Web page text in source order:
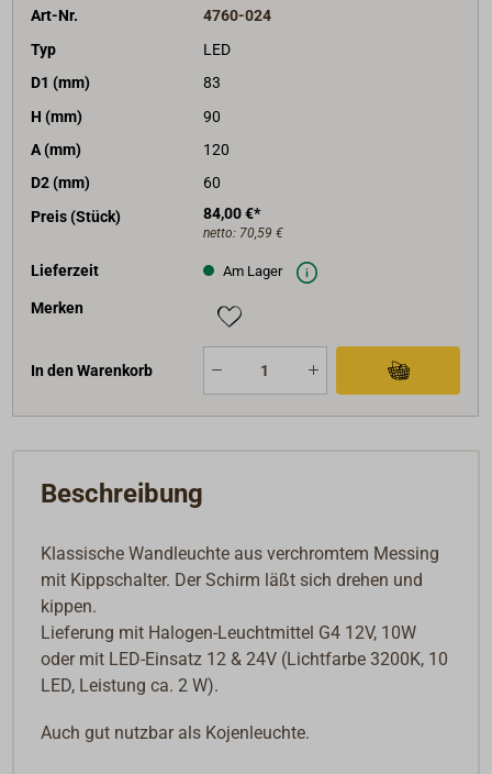
Art-Nr.
4760-024
Typ
LED
D1 (mm)
83
H (mm)
90
A (mm)
120
D2 (mm)
60
Preis (Stück)
84,00 €*
netto: 70,59 €
Lieferzeit Am Lager
Merken
In den Warenkorb
Beschreibung
Klassische Wandleuchte aus verchromtem Messing
mit Kippschalter. Der Schirm läßt sich drehen und
kippen.
Lieferung mit Halogen-Leuchtmittel G4 12V, 10W
oder mit LED-Einsatz 12 & 24V (Lichtfarbe 3200K, 10
LED, Leistung ca. 2 W).
Auch gut nutzbar als Kojenleuchte.